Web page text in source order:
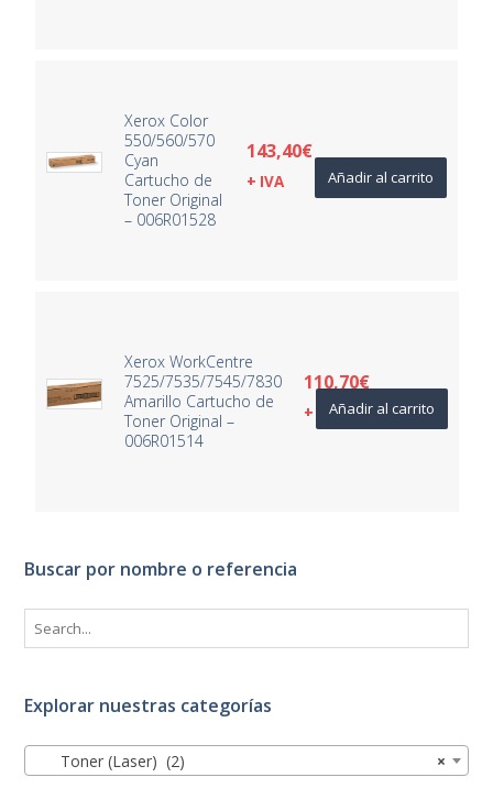
Xerox Color
550/560/570
Cyan
Cartucho de
Toner Original
– 006R01528
143,40€
+ IVA Añadir al carrito
Xerox WorkCentre
7525/7535/7545/7830
Amarillo Cartucho de
Toner Original –
006R01514
110,70€
+ IVAAñadir al carrito
Buscar por nombre o referencia
Explorar nuestras categorías
×
Toner (Laser) (2)